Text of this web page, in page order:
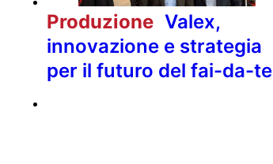
Produzione Valex,
innovazione e strategia
per il futuro del fai-da-te